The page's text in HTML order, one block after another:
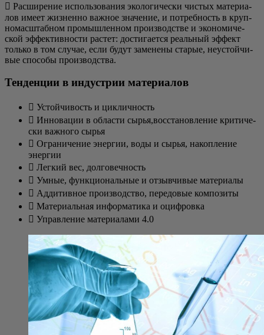
 Рас­ши­ре­ние исполь­зо­ва­ния эко­ло­ги­че­ски чистых мате­ри­а­
лов име­ет жиз­нен­но важ­ное зна­че­ние, и потреб­ность в круп­
но­мас­штаб­ном про­мыш­лен­ном про­из­вод­стве и эко­но­ми­че­
ской эффек­тив­но­сти рас­тет: дости­га­ет­ся реаль­ный эффект
толь­ко в том слу­чае, если будут заме­не­ны ста­рые, неустой­чи­
вые спо­со­бы производства.
Тенденции в индустрии материалов
 Устой­чи­вость и цикличность
 Инно­ва­ции в обла­сти сырья,восстановление кри­ти­че­
ски важ­но­го сырья
 Огра­ни­че­ние энер­гии, воды и сырья, накоп­ле­ние
энергии
 Лег­кий вес, долговечность
 Умные, функ­ци­о­наль­ные и отзыв­чи­вые материалы
 Адди­тив­ное про­из­вод­ство, пере­до­вые композиты
 Мате­ри­аль­ная инфор­ма­ти­ка и оцифровка
 Управ­ле­ние мате­ри­а­ла­ми 4.0